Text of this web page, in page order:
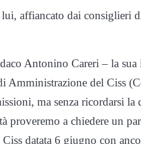
affiancato dai consiglieri
Antonino Careri – la
Amministrazione del Ciss
ma senza ricordarsi la
proveremo a chiedere un
datata 6 giugno con